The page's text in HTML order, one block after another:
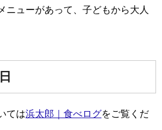
ニューがあって、子どもから大人
ては浜太郎｜食べログをご覧くだ